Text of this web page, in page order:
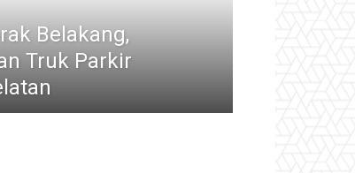
Belakang,
Truk Parkir